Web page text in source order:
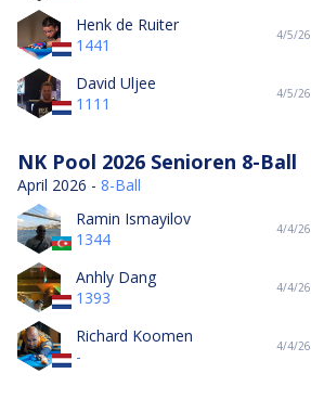
Henk de Ruiter
1441
4/5/26
David Uljee
1111
4/5/26
NK Pool 2026 Senioren 8-Ball
April 2026 - 8-Ball
Ramin Ismayilov
1344
4/4/26
Anhly Dang
1393
4/4/26
Richard Koomen
-
4/4/26